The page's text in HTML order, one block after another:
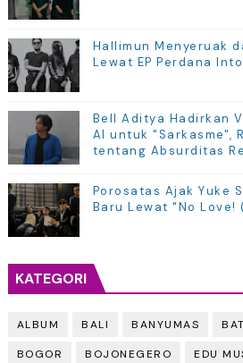
Hallimun Menyeruak
Lewat EP Perdana
Bell Aditya Hadirkan
AI untuk "Sarkasme",
tentang Absurditas
Porosatas Ajak Yuke
Baru Lewat "No
KATEGORI
ALBUM BALI BANYUMAS
BOGOR BOJONEGERO EDU